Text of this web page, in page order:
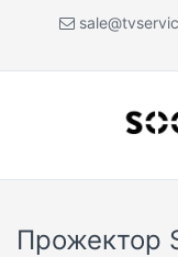
Прожектор